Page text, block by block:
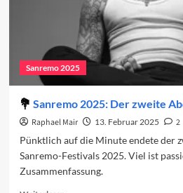
Sanremo 2025
Sanremo 2025: Der zweite
Raphael Mair 13. Februar 2025
2
Pünktlich auf die Minute endete der
Sanremo-Festivals 2025. Viel ist
Zusammenfassung.